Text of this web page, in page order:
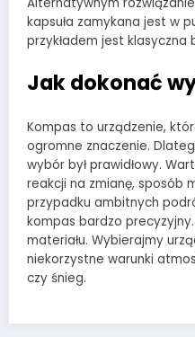
Alternatywnym
kapsuła zamykana jest w
przykładem jest klasyczna
Jak dokonać
Kompas to urządzenie,
ogromne znaczenie.
wybór był prawidłowy.
reakcji na zmianę, sposób
przypadku ambitnych
kompas bardzo
materiału. Wybierajmy
niekorzystne warunki
czy śnieg.